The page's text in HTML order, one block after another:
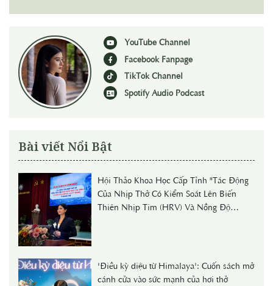
YouTube Channel
Facebook Fanpage
TikTok Channel
Spotify Audio Podcast
Bài viết Nổi Bật
Hội Thảo Khoa Học Cấp Tỉnh "Tác Động
Của Nhịp Thở Có Kiểm Soát Lên Biến
Thiên Nhịp Tim (HRV) Và Nồng Độ
'Điều kỳ diệu từ Himalaya': Cuốn sách mở
cánh cửa vào sức mạnh của hơi thở